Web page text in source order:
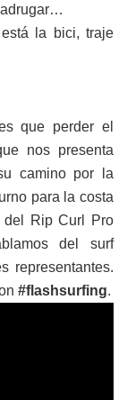
la bici, traje
que perder el
nos presenta
camino por la
para la costa
del Rip Curl Pro
del surf
representantes.
#flashsurfing.